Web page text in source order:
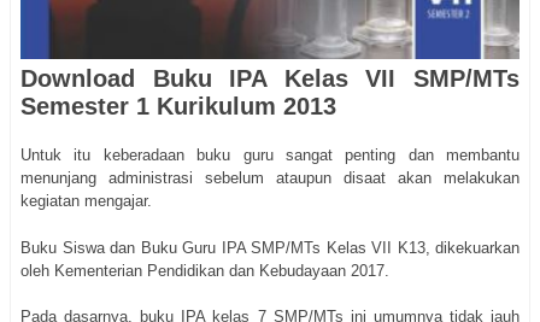
Download Buku IPA Kelas VII SMP/MTs
Semester 1 Kurikulum 2013
Untuk itu keberadaan buku guru sangat penting dan membantu
menunjang administrasi sebelum ataupun disaat akan melakukan
kegiatan mengajar.
Buku Siswa dan Buku Guru IPA SMP/MTs Kelas VII K13, dikekuarkan
oleh Kementerian Pendidikan dan Kebudayaan 2017.
Pada dasarnya, buku IPA kelas 7 SMP/MTs ini umumnya tidak jauh